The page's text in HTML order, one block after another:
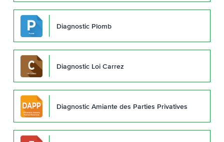
Diagnostic Plomb
Diagnostic Loi Carrez
Diagnostic Amiante des Parties Privatives